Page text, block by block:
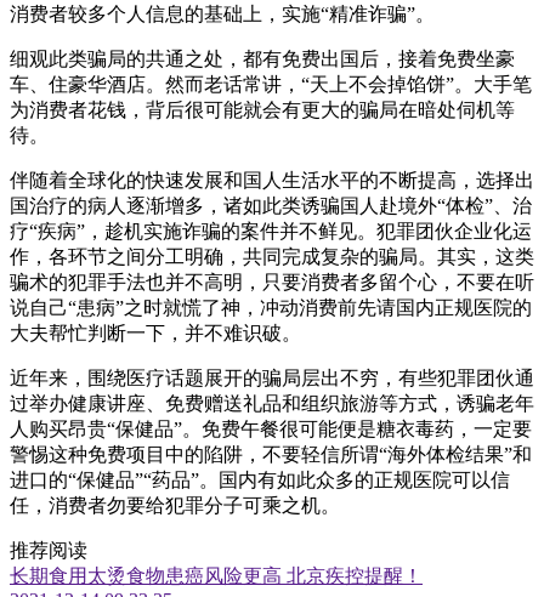
消费者较多个人信息的基础上，实施“精准诈骗”。
细观此类骗局的共通之处，都有免费出国后，接着免费坐豪
车、住豪华酒店。然而老话常讲，“天上不会掉馅饼”。大手笔
为消费者花钱，背后很可能就会有更大的骗局在暗处伺机等
待。
伴随着全球化的快速发展和国人生活水平的不断提高，选择出
国治疗的病人逐渐增多，诸如此类诱骗国人赴境外“体检”、治
疗“疾病”，趁机实施诈骗的案件并不鲜见。犯罪团伙企业化运
作，各环节之间分工明确，共同完成复杂的骗局。其实，这类
骗术的犯罪手法也并不高明，只要消费者多留个心，不要在听
说自己“患病”之时就慌了神，冲动消费前先请国内正规医院的
大夫帮忙判断一下，并不难识破。
近年来，围绕医疗话题展开的骗局层出不穷，有些犯罪团伙通
过举办健康讲座、免费赠送礼品和组织旅游等方式，诱骗老年
人购买昂贵“保健品”。免费午餐很可能便是糖衣毒药，一定要
警惕这种免费项目中的陷阱，不要轻信所谓“海外体检结果”和
进口的“保健品”“药品”。国内有如此众多的正规医院可以信
任，消费者勿要给犯罪分子可乘之机。
推荐阅读
长期食用太烫食物患癌风险更高 北京疾控提醒！